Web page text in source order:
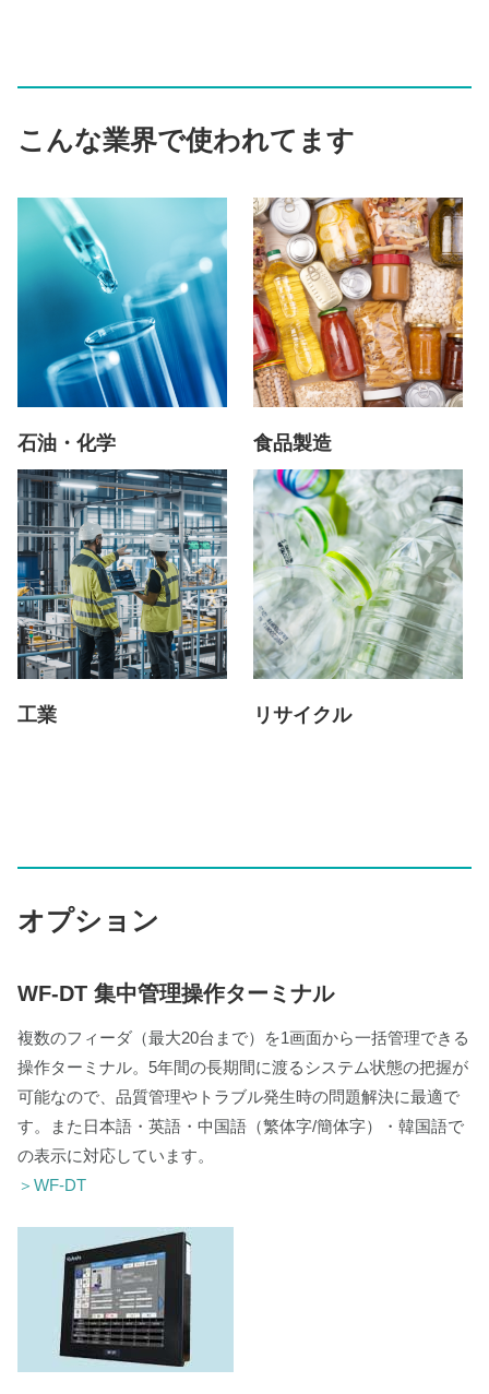
こんな業界で使われてます
石油・化学 食品製造
工業 リサイクル
オプション
WF-DT 集中管理操作ターミナル
複数のフィーダ（最大20台まで）を1画面から一括管理できる
操作ターミナル。5年間の長期間に渡るシステム状態の把握が
可能なので、品質管理やトラブル発生時の問題解決に最適で
す。また日本語・英語・中国語（繁体字/簡体字）・韓国語で
の表示に対応しています。
＞WF-DT